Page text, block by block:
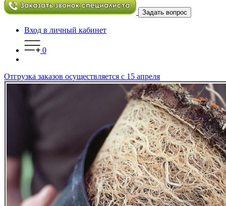
Задать вопрос
Вход в личный кабинет
0
Отгрузка заказов осуществляется с 15 апреля